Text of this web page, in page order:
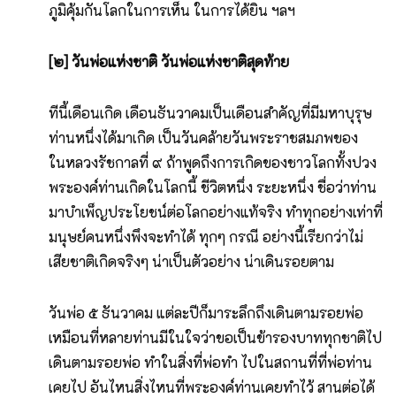
ภูมิคุ้มกันโลกในการเห็น ในการได้ยิน ฯลฯ
[๒] วันพ่อแห่งชาติ วันพ่อแห่งชาติสุดท้าย
ทีนี้เดือนเกิด เดือนธันวาคมเป็นเดือนสำคัญที่มีมหาบุรุษ
ท่านหนึ่งได้มาเกิด เป็นวันคล้ายวันพระราชสมภพของ
ในหลวงรัชกาลที่ ๙ ถ้าพูดถึงการเกิดของชาวโลกทั้งปวง
พระองค์ท่านเกิดในโลกนี้ ชีวิตหนึ่ง ระยะหนึ่ง ชื่อว่าท่าน
มาบำเพ็ญประโยชน์ต่อโลกอย่างแท้จริง ทำทุกอย่างเท่าที่
มนุษย์คนหนึ่งพึงจะทำได้ ทุกๆ กรณี อย่างนี้เรียกว่าไม่
เสียชาติเกิดจริงๆ น่าเป็นตัวอย่าง น่าเดินรอยตาม
วันพ่อ ๕ ธันวาคม แต่ละปีก็มาระลึกถึงเดินตามรอยพ่อ
เหมือนที่หลายท่านมีในใจว่าขอเป็นข้ารองบาททุกชาติไป
เดินตามรอยพ่อ ทำในสิ่งที่พ่อทำ ไปในสถานที่ที่พ่อท่าน
เคยไป อันไหนสิ่งไหนที่พระองค์ท่านเคยทำไว้ สานต่อได้